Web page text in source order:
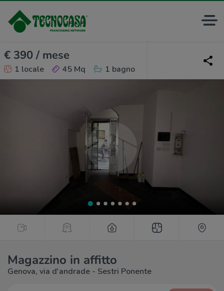
€ 390 / mese
1 locale 45 Mq 1 bagno
Magazzino in affitto
Genova, via d'andrade - Sestri Ponente